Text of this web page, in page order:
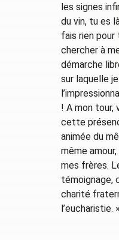
les signes
du vin, tu es
fais rien pour
chercher à
démarche
sur laquelle
! A mon tour,
cette
animée du
même
mes frères.
témoignage,
charité
l’eucharistie. »